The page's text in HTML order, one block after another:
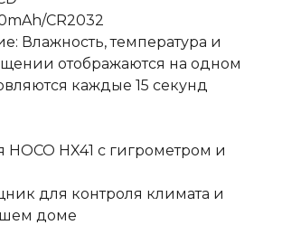
CR2032
Влажность, температура и
отображаются на одном
каждые 15 секунд
HOCO HX41 с гигрометром и
для контроля климата и
доме